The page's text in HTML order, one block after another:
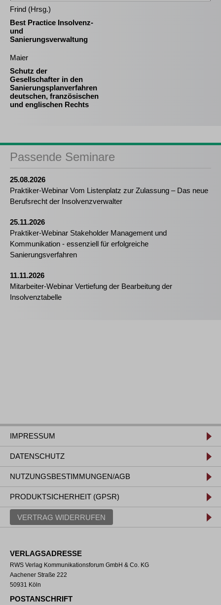
Frind (Hrsg.)
Best Practice Insolvenz-
und
Sanierungsverwaltung
Maier
Schutz der
Gesellschafter in den
Sanierungsplanverfahren
deutschen, französischen
und englischen Rechts
Passende Seminare
25.08.2026
Praktiker-Webinar Vom Listenplatz zur Zulassung – Das neue
Berufsrecht der Insolvenzverwalter
25.11.2026
Praktiker-Webinar Stakeholder Management und
Kommunikation - essenziell für erfolgreiche
Sanierungsverfahren
11.11.2026
Mitarbeiter-Webinar Vertiefung der Bearbeitung der
Insolvenztabelle
IMPRESSUM
DATENSCHUTZ
NUTZUNGSBESTIMMUNGEN/AGB
PRODUKTSICHERHEIT (GPSR)
VERTRAG WIDERRUFEN
VERLAGSADRESSE
RWS Verlag Kommunikationsforum GmbH & Co. KG
Aachener Straße 222
50931 Köln
POSTANSCHRIFT